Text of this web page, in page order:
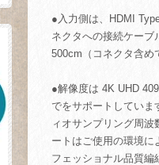
●入力側は、HDMI
ネクタへの接続ケーブ
500cm（コネクタ含め
●解像度は 4K UHD
でをサポートしていま
ィオサンプリング周
ートはご使用の環境に
フェッショナル品質編